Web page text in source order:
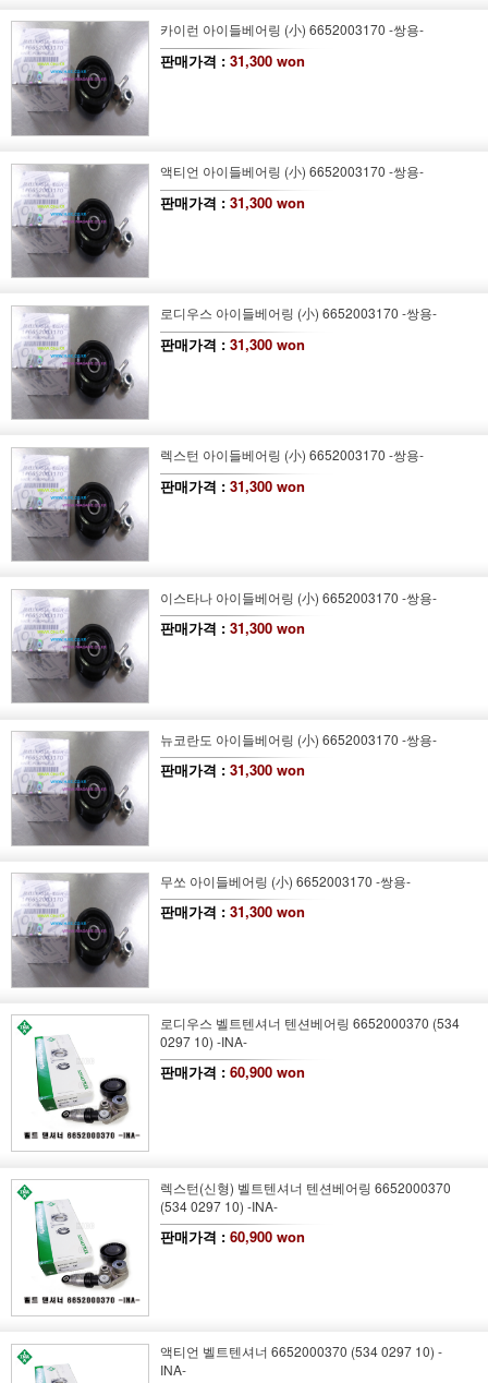
카이런 아이들베어링 (小) 6652003170 -쌍용-
판매가격 : 31,300 won
액티언 아이들베어링 (小) 6652003170 -쌍용-
판매가격 : 31,300 won
로디우스 아이들베어링 (小) 6652003170 -쌍용-
판매가격 : 31,300 won
렉스턴 아이들베어링 (小) 6652003170 -쌍용-
판매가격 : 31,300 won
이스타나 아이들베어링 (小) 6652003170 -쌍용-
판매가격 : 31,300 won
뉴코란도 아이들베어링 (小) 6652003170 -쌍용-
판매가격 : 31,300 won
무쏘 아이들베어링 (小) 6652003170 -쌍용-
판매가격 : 31,300 won
로디우스 벨트텐셔너 텐션베어링 6652000370 (534
0297 10) -INA-
판매가격 : 60,900 won
렉스턴(신형) 벨트텐셔너 텐션베어링 6652000370
(534 0297 10) -INA-
판매가격 : 60,900 won
액티언 벨트텐셔너 6652000370 (534 0297 10) -
INA-